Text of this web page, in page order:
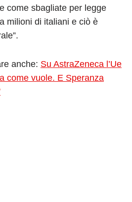
come sbagliate per legge
milioni di italiani e ciò è
anche: Su AstraZeneca l’Ue
come vuole. E Speranza